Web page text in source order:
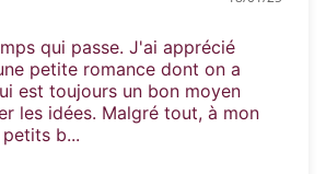
qui passe. J'ai apprécié
petite romance dont on a
est toujours un bon moyen
les idées. Malgré tout, à mon
b...